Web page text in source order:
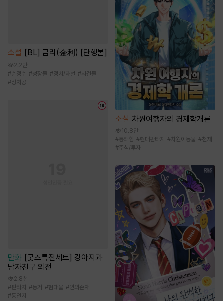
소설 [BL] 금리(金利) [단행본]
2.2만
#순정수 #성장물 #정치/재벌 #사건물
#상처공
만화
[굿즈특전세트] 강아지과
남자친구 외전
2.8천
# 판타지 #동거 #현대물 #인외존재
#동인지
소설 차원여행자의 경제학개론
10.8만
#통쾌함 #현대판타지 #차원이동물 #천재
#주식/투자